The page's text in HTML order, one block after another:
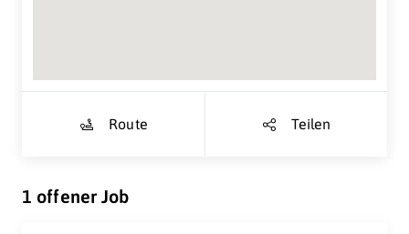
Route Teilen
1 offener Job